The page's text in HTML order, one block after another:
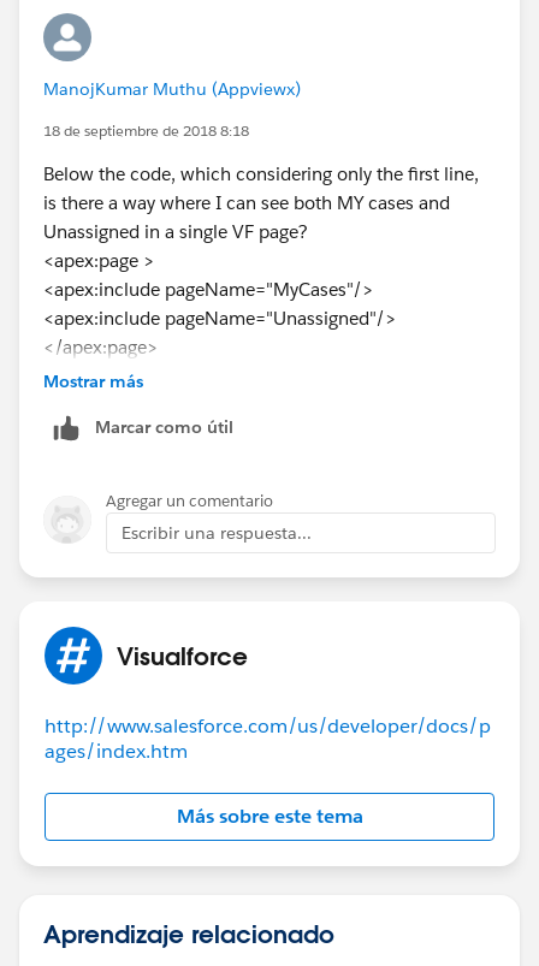
ManojKumar Muthu (Appviewx)
18 de septiembre de 2018 8:18
Below the code, which considering only the first line,
is there a way where I can see both MY cases and
Unassigned in a single VF page?
<apex:page >
<apex:include pageName="MyCases"/>
<apex:include pageName="Unassigned"/>
</apex:page>
Mostrar más
Marcar como útil
Agregar un comentario
Escribir una respuesta...
Visualforce
http://www.salesforce.com/us/developer/docs/p
ages/index.htm
Más sobre este tema
Aprendizaje relacionado